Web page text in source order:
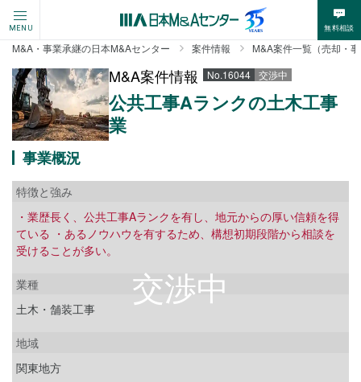
MENU 無料相談
M&A・事業承継の日本M&Aセンター 案件情報 M&A案件一覧（売却・
M&A案件情報 No.16044 交渉中
公共工事Aランクの土木工事
業
事業概況
特徴と強み
・業歴長く、公共工事Aランクを有し、地元からの厚い信頼を得
ている ・あるノウハウを有するため、構想初期段階から相談を
受けることが多い。
業種
土木・舗装工事
地域
関東地方